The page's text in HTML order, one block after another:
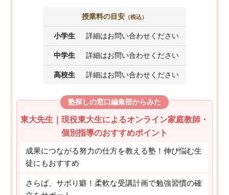
授業料の目安 （税込）
小学生 詳細はお問い合わせください
中学生 詳細はお問い合わせください
高校生 詳細はお問い合わせください
塾探しの窓口編集部からみた
東大先生｜現役東大生によるオンライン家庭教師・
個別指導のおすすめポイント
成果につながる努力の仕方を教える塾！伸び悩む生
徒にもおすすめ
さらば、サボり癖！柔軟な受講計画で勉強習慣の確